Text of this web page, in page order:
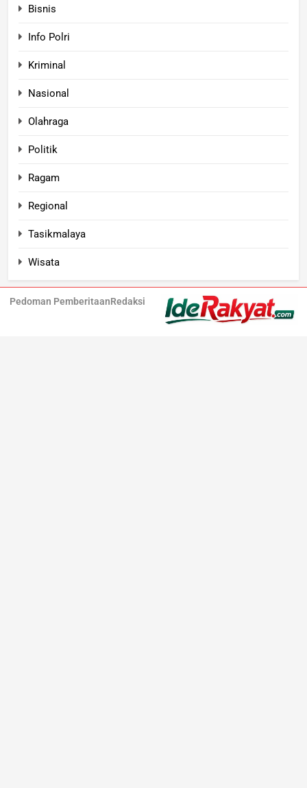
Bisnis
Info Polri
Kriminal
Nasional
Olahraga
Politik
Ragam
Regional
Tasikmalaya
Wisata
Pedoman PemberitaanRedaksi